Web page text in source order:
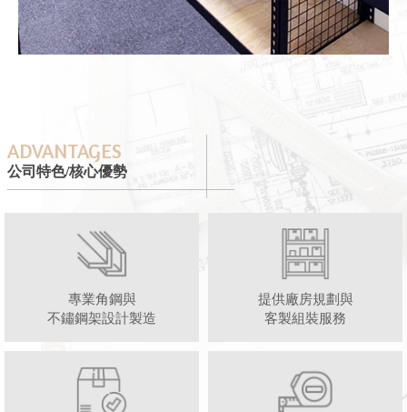
ADVANTAGES
公司特色/核心優勢
專業角鋼與
不鏽鋼架設計製造
提供廠房規劃與
客製組裝服務